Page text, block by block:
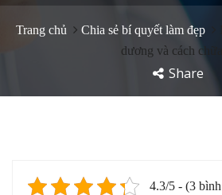
Trang chủ Chia sẻ bí quyết làm đẹp
dương và cách
Share
4.3/5 - (3